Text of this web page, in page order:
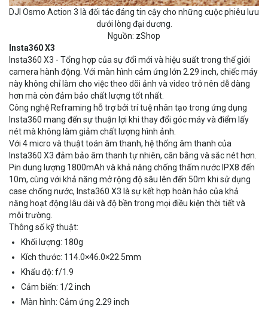
DJI Osmo Action 3 là đối tác đáng tin cậy cho những cuộc phiêu lưu
dưới lòng đại dương.
Nguồn: zShop
Insta360 X3
Insta360 X3 - Tổng hợp của sự đổi mới và hiệu suất trong thế giới
camera hành động. Với màn hình cảm ứng lớn 2.29 inch, chiếc máy
này không chỉ làm cho việc theo dõi ảnh và video trở nên dễ dàng
hơn mà còn đảm bảo chất lượng tốt nhất.
Công nghệ Reframing hỗ trợ bởi trí tuệ nhân tạo trong ứng dụng
Insta360 mang đến sự thuận lợi khi thay đổi góc máy và điểm lấy
nét mà không làm giảm chất lượng hình ảnh.
Với 4 micro và thuật toán âm thanh, hệ thống âm thanh của
Insta360 X3 đảm bảo âm thanh tự nhiên, cân bằng và sắc nét hơn.
Pin dung lượng 1800mAh và khả năng chống thấm nước IPX8 đến
10m, cùng với khả năng mở rộng độ sâu lên đến 50m khi sử dụng
case chống nước, Insta360 X3 là sự kết hợp hoàn hảo của khả
năng hoạt động lâu dài và độ bền trong mọi điều kiện thời tiết và
môi trường.
Thông số kỹ thuật:
Khối lượng: 180g
Kích thước: 114.0×46.0×22.5mm
Khẩu độ: f/1.9
Cảm biến: 1/2 inch
Màn hình: Cảm ứng 2.29 inch